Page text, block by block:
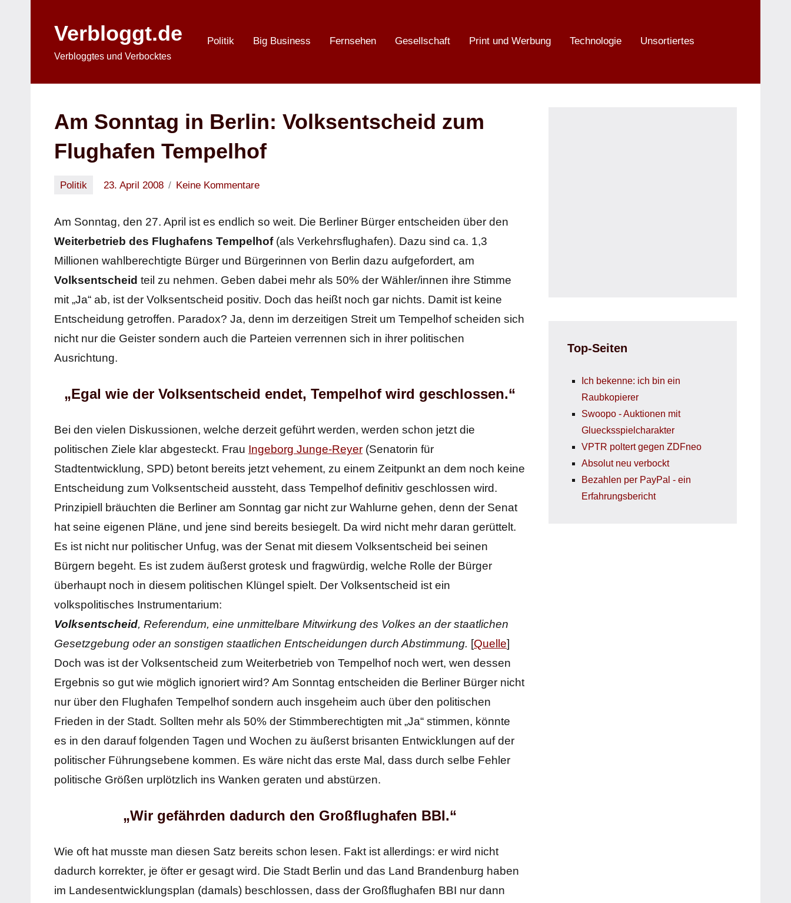
springenVerbloggt.de
Verbloggtes und Verbocktes
Politik Big Business Fernsehen Gesellschaft Print und Werbung Technologie Unsortiertes
Am Sonntag in Berlin: Volksentscheid zum
Flughafen Tempelhof
Politik 23. April 2008 Keine Kommentare
Am Sonntag, den 27. April ist es endlich so weit. Die Berliner Bürger entscheiden über den
Weiterbetrieb des Flughafens Tempelhof(als Verkehrsflughafen). Dazu sind ca. 1,3
Millionen wahlberechtigte Bürger und Bürgerinnen von Berlin dazu aufgefordert, am
Volksentscheid teil zu nehmen. Geben dabei mehr als 50% der Wähler/innen ihre Stimme
mit „Ja“ ab, ist der Volksentscheid positiv. Doch das heißt noch gar nichts. Damit ist keine
Entscheidung getroffen. Paradox? Ja, denn im derzeitigen Streit um Tempelhof scheiden sich
nicht nur die Geister sondern auch die Parteien verrennen sich in ihrer politischen
Ausrichtung.
„Egal wie der Volksentscheid endet, Tempelhof wird geschlossen.“
Bei den vielen Diskussionen, welche derzeit geführt werden, werden schon jetzt die
politischen Ziele klar abgesteckt. Frau Ingeborg Junge-Reyer (Senatorin für
Stadtentwicklung, SPD) betont bereits jetzt vehement, zu einem Zeitpunkt an dem noch keine
Entscheidung zum Volksentscheid aussteht, dass Tempelhof definitiv geschlossen wird.
Prinzipiell bräuchten die Berliner am Sonntag gar nicht zur Wahlurne gehen, denn der Senat
hat seine eigenen Pläne, und jene sind bereits besiegelt. Da wird nicht mehr daran gerüttelt.
Es ist nicht nur politischer Unfug, was der Senat mit diesem Volksentscheid bei seinen
Bürgern begeht. Es ist zudem äußerst grotesk und fragwürdig, welche Rolle der Bürger
überhaupt noch in diesem politischen Klüngel spielt. Der Volksentscheid ist ein
volkspolitisches Instrumentarium:
Volksentscheid, Referendum, eine unmittelbare Mitwirkung des Volkes an der staatlichen
Gesetzgebung oder an sonstigen staatlichen Entscheidungen durch Abstimmung. [Quelle]
Doch was ist der Volksentscheid zum Weiterbetrieb von Tempelhof noch wert, wen dessen
Ergebnis so gut wie möglich ignoriert wird? Am Sonntag entscheiden die Berliner Bürger nicht
nur über den Flughafen Tempelhof sondern auch insgeheim auch über den politischen
Frieden in der Stadt. Sollten mehr als 50% der Stimmberechtigten mit „Ja“ stimmen, könnte
es in den darauf folgenden Tagen und Wochen zu äußerst brisanten Entwicklungen auf der
politischer Führungsebene kommen. Es wäre nicht das erste Mal, dass durch selbe Fehler
politische Größen urplötzlich ins Wanken geraten und abstürzen.
„Wir gefährden dadurch den Großflughafen BBI.“
Wie oft hat musste man diesen Satz bereits schon lesen. Fakt ist allerdings: er wird nicht
dadurch korrekter, je öfter er gesagt wird. Die Stadt Berlin und das Land Brandenburg haben
im Landesentwicklungsplan (damals) beschlossen, dass der Großflughafen BBI nur dann
Top-Seiten
Ich bekenne: ich bin ein
Raubkopierer
Swoopo - Auktionen mit
Gluecksspielcharakter
VPTR poltert gegen ZDFneo
Absolut neu verbockt
Bezahlen per PayPal - ein
Erfahrungsbericht